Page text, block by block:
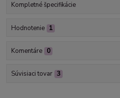
Kompletné špecifikácie
Hodnotenie 1
Komentáre 0
Súvisiaci tovar 3